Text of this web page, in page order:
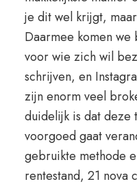
je dit wel krijgt,
Daarmee komen
voor wie zich wil
schrijven, en
zijn enorm veel
duidelijk is dat deze
voorgoed gaat
gebruikte methode
rentestand, 21 nova